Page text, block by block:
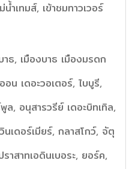
ำเทมส์, เข้าชมทาวเวอร์
ธ, เมืองบาธ เมืองมรดก
น เดอะวอเตอร์, ไบบูรี,
ล, อนุสารวรีย์ เดอะบิทเทิล,
นเดอร์เมียร์, กลาสโกว์, จัตุ
าสาทเอดินเบอระ, ยอร์ค,